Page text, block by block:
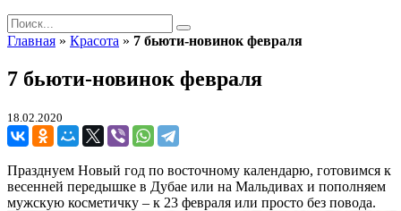
Главная » Красота » 7 бьюти-новинок февраля
7 бьюти-новинок февраля
18.02.2020
Празднуем Новый год по восточному календарю, готовимся к
весенней передышке в Дубае или на Мальдивах и пополняем
мужскую косметичку – к 23 февраля или просто без повода.